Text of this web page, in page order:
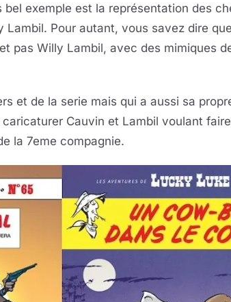
bel exemple est la représentation des
Lambil. Pour autant, vous savez dire
pas Willy Lambil, avec des mimiques
et de la serie mais qui a aussi sa
Cauvin et Lambil voulant
la 7eme compagnie.